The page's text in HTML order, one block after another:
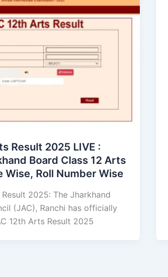
Result 2025 LIVE :
Board Class 12 Arts
Wise, Roll Number Wise
2025: The Jharkhand
(JAC), Ranchi has officially
12th Arts Result 2025